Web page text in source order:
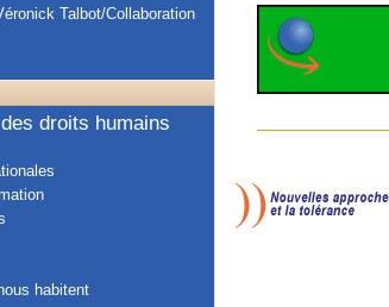
Talbot/Collaboration
droits humains
habitent